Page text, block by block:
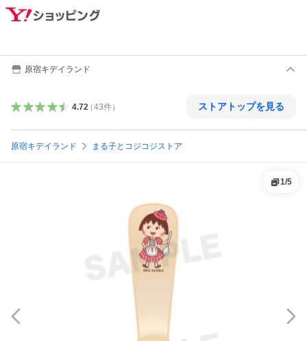
原宿キデイランド
4.72（43件） ストアトップを見る
原宿キデイランド まる子とコジコジストア
1/5